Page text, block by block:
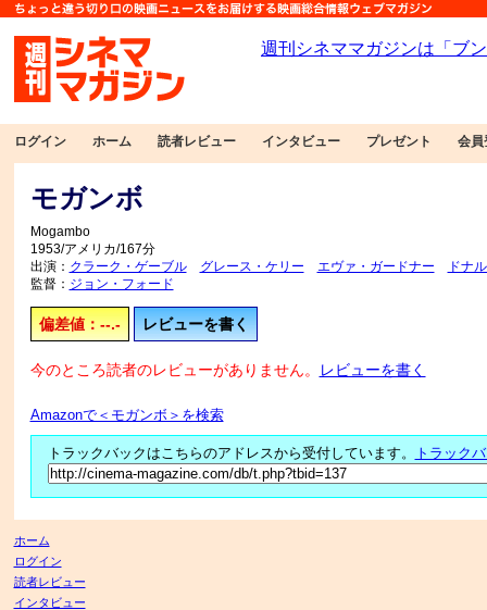
ログイン ホーム 読者レビュー インタビュー プレゼント 会員
モガンボ
Mogambo
1953/アメリカ/167分
出演： クラーク・ゲーブル グレース・ケリー エヴァ・ガードナー
ドナ
監督： ジョン・フォード
偏差値：--.- レビューを書く
今のところ読者のレビューがありません。 レビューを書く
Amazonで＜モガンボ＞を検索
トラックバックはこちらのアドレスから受付しています。 トラック
ホーム
ログイン
読者レビュー
インタビュー